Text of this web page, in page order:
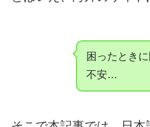
困ったとき
不安…